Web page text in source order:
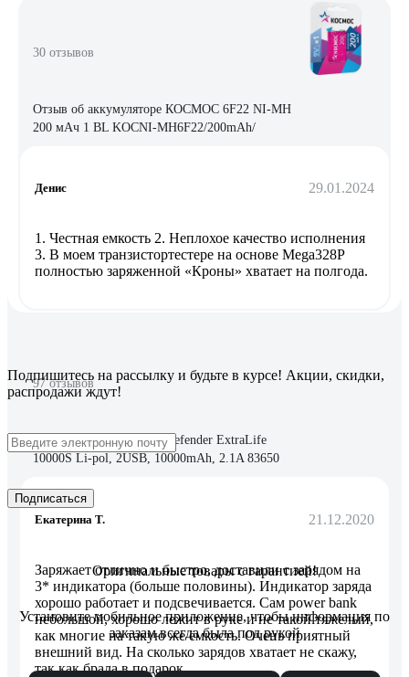
30 отзывов
Отзыв об аккумуляторе КОСМОС 6F22 NI-MH
200 мАч 1 BL KOCNI-MH6F22/200mAh/
Денис 29.01.2024
1. Честная емкость 2. Неплохое качество исполнения
3. В моем транзистортестере на основе Mega328P
полностью заряженной «Кроны» хватает на полгода.
97 отзывов
Отзыв об аккумуляторе Defender ExtraLife
10000S Li-pol, 2USB, 10000mAh, 2.1A 83650
Екатерина Т. 21.12.2020
Заряжает отлично и быстро, доставили с зарядом на
3* индикатора (больше половины). Индикатор заряда
хорошо работает и подсвечивается. Сам power bank
небольшой, хорошо лежит в руке и не такой тяжелый,
как многие на такую же ёмкость. Очень приятный
внешний вид. На сколько зарядов хватает не скажу,
так как брала в подарок.
Подпишитесь на рассылку и будьте в курсе! Акции, скидки,
распродажи ждут!
Подписаться
Оригинальные товары с гарантией!
Установите мобильное приложение, чтобы информация по
заказам всегда была под рукой